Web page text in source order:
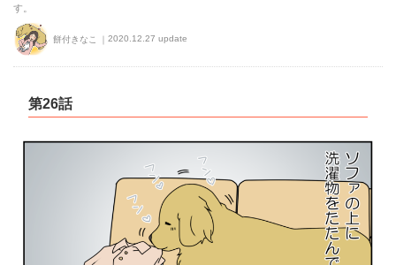
す。
餅付きなこ 2020.12.27 update
第26話